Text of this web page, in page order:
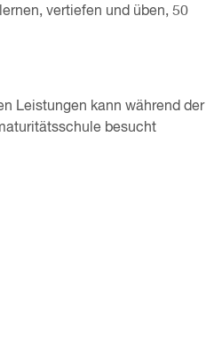
vertiefen und üben, 50
Leistungen kann während der
besucht